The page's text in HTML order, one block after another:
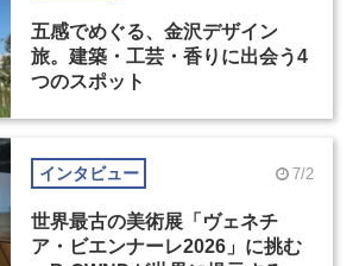
五感でめぐる、金沢デザイン
旅。建築・工芸・香りに出会う4
つのスポット
インタビュー 7/2
世界最古の美術展「ヴェネチ
ア・ビエンナーレ2026」に挑む